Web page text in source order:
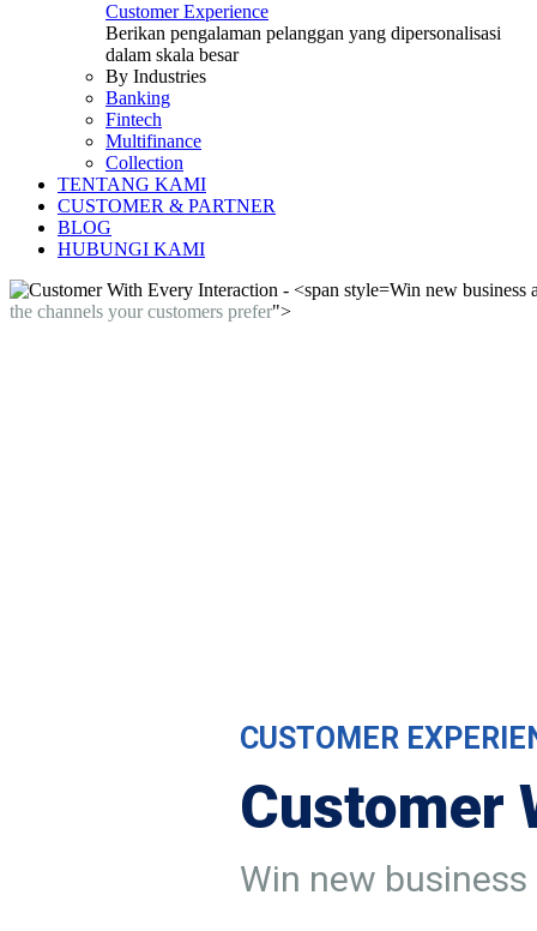
Customer Experience
Berikan pengalaman pelanggan yang dipersonalisasi
dalam skala besar
By Industries
Banking
Fintech
Multifinance
Collection
TENTANG KAMI
CUSTOMER & PARTNER
BLOG
HUBUNGI KAMI
Win new business
the channels your customers prefer">
CUSTOMER
Customer
Win new